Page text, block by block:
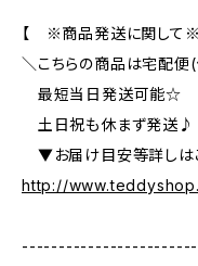
【 ※商品発送に関して
＼こちらの商品は宅配便
最短当日発送可能☆
土日祝も休まず発送♪
▼お届け目安等詳しは
http://